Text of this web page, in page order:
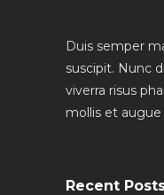
Duis semper
suscipit. Nunc
viverra risus
mollis et augue
Recent